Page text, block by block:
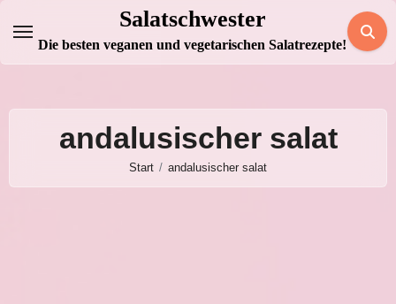
Inhalt
springen
Salatschwester
Die besten veganen und vegetarischen Salatrezepte!
andalusischer salat
Start andalusischer salat